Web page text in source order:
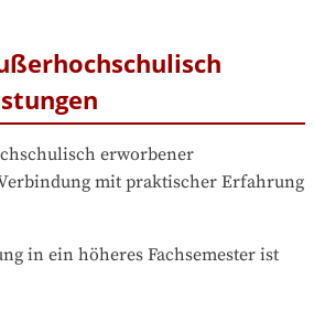
erworbener
mit praktischer Erfahrung
in ein höheres Fachsemester ist